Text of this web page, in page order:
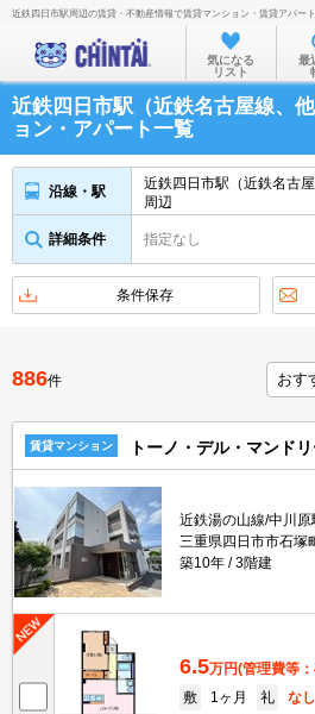
お部屋を探す
沿線・
住所から
家賃相
不動産
近鉄四日市駅周辺の賃貸・不動産情報で賃貸マンション・賃貸アパー
気になる
リスト
最
近鉄四日市駅（近鉄名古屋線、
ョン・アパート一覧
沿線・駅
近鉄四日市駅（近鉄名古屋
周辺
詳細条件 指定なし
条件保存
886件
賃貸マンション トーノ・デル・マンドリ
近鉄湯の山線/中川
三重県四日市市石塚
築10年
3階建
6.5万円(管理費等
敷
1ヶ月 礼
なし